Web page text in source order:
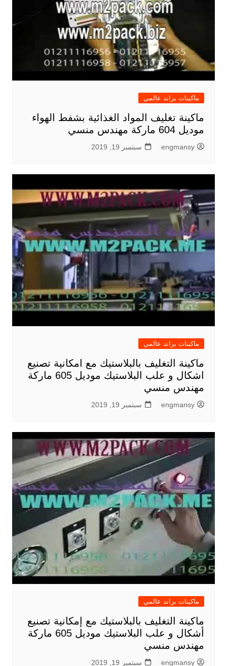
ماكينات براند عالمي
ماكينة تغليف المواد الغذائية بشفط الهواء
موديل 604 ماركة مهندس منسي
engmansy سبتمبر 19, 2019
ماكينات براند عالمي
ماكينة التغليف بالبلاستيك مع امكانية تصنيع
اشكال و علب البلاستيك موديل 605 ماركة
مهندس منسي
engmansy سبتمبر 19, 2019
ماكينات براند عالمي
ماكينة التغليف بالبلاستيك مع إمكانية تصنيع
أشكال و علب البلاستيك موديل 605 ماركة
مهندس منسي
engmansy سبتمبر 19, 2019